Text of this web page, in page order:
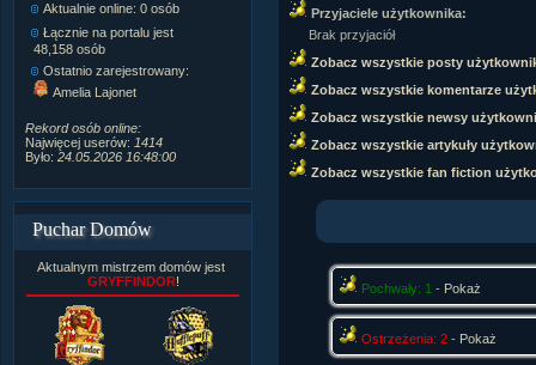
Aktualnie online: 0 osób
Łącznie na portalu jest
48,158 osób
Ostatnio zarejestrowany:
Amelia Lajonet
Rekord osób online:
Najwięcej userów: 1414
Było: 24.05.2026 16:48:00
Zdjęć w galerii:21,490
Tematów na forum: 3,921
Postów na forum:
Komentarzy do materiałów:
222,019
3,327
Wlepionych ostrzeżeń:4,170
Puchar Domów
Aktualnym mistrzem domów jest
GRYFFINDOR!
Przyjaciele użytkownika:
Brak przyjaciół
Zobacz wszystkie posty
Zobacz wszystkie komentarze
Zobacz wszystkie newsy
Zobacz wszystkie artykuły
Zobacz wszystkie fan fiction
Pochwały: 1 - Pokaż
Ostrzeżenia: 2- Pokaż